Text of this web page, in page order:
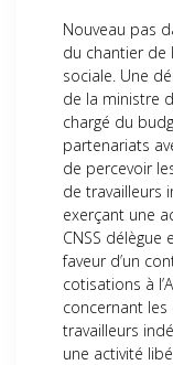
Nouveau pas
du chantier de
sociale. Une
de la ministre
chargé du
partenariats
de percevoir
de travailleurs
exerçant une
CNSS
faveur d’un
cotisations à
concernant
travailleurs
une activité